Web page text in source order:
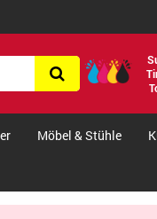
Möbel & Stühle